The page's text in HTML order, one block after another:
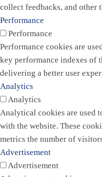
collect feedbacks, and other
Performance
Performance
Performance cookies are
key performance indexes of
delivering a better user
Analytics
Analytics
Analytical cookies are used
with the website. These
metrics the number of
Advertisement
Advertisement